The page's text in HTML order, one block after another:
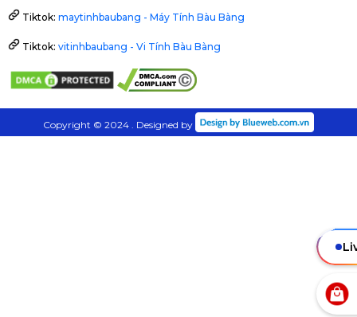
Tiktok: maytinhbaubang - Máy Tính Bàu Bàng
Tiktok: vitinhbaubang - Vi Tính Bàu Bàng
Copyright © 2024 . Designed by